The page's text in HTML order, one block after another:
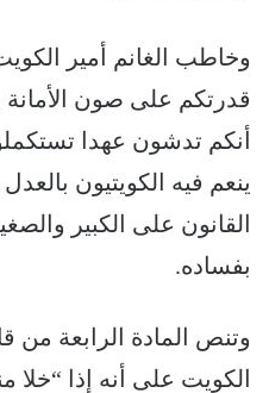
وخاطب الغانم أمير
قدرتكم على صون
أنكم تدشون عهدا
ينعم فيه الكويتيون
القانون على الكبير
بفساده.
وتنص المادة الرابعة من
الكويت على أنه إذا “خلا